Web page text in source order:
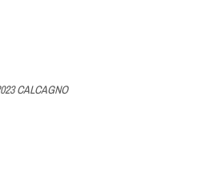
CALCAGNO